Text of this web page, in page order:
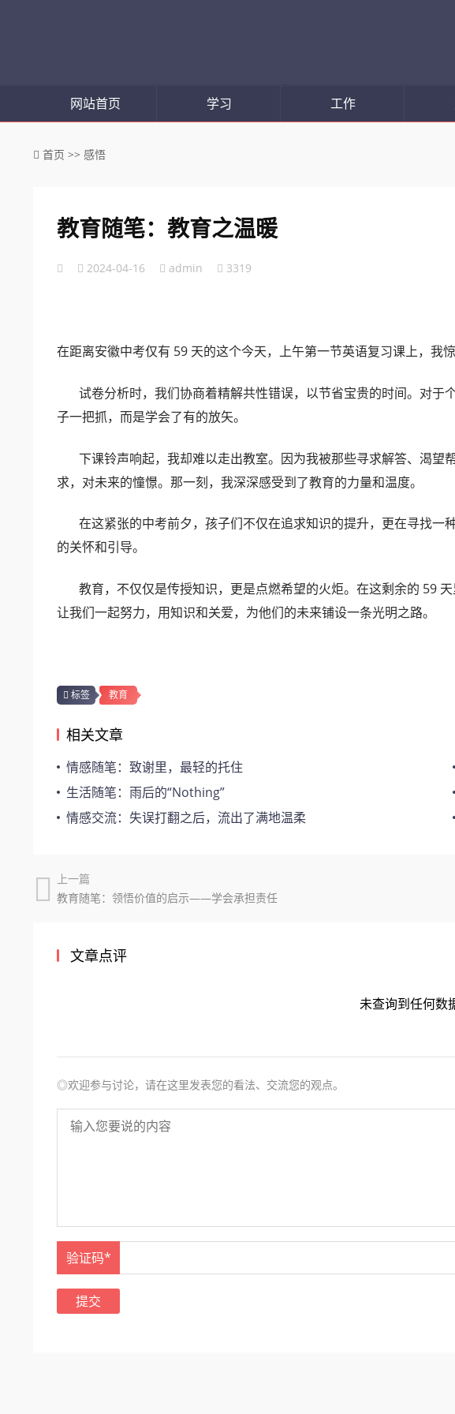
网站首页 学习 工作
首页 >> 感悟
教育随笔：教育之温暖
2024-04-16 admin 3319
在距离安徽中考仅有 59 天的这个今天，上午第一节英语复习课上，我
试卷分析时，我们协商着精解共性错误，以节省宝贵的时间。对于
子一把抓，而是学会了有的放矢。
下课铃声响起，我却难以走出教室。因为我被那些寻求解答、渴望
求，对未来的憧憬。那一刻，我深深感受到了教育的力量和温度。
在这紧张的中考前夕，孩子们不仅在追求知识的提升，更在寻找一
的关怀和引导。
教育，不仅仅是传授知识，更是点燃希望的火炬。在这剩余的 59 天
让我们一起努力，用知识和关爱，为他们的未来铺设一条光明之路。
标签 教育
相关文章
情感随笔：致谢里，最轻的托住
生活随笔：雨后的“Nothing”
情感交流：失误打翻之后，流出了满地温柔
上一篇
教育随笔：领悟价值的启示——学会承担责任
文章点评
未查询到任何数
◎欢迎参与讨论，请在这里发表您的看法、交流您的观点。
验证码*